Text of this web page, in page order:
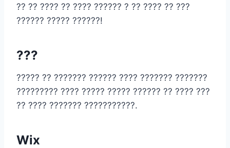
?? ?? ???? ?? ???? ?????? ? ?? ???? ?? ???
?????? ????? ??????!
???
????? ?? ??????? ?????? ???? ??????? ???????
????????? ???? ????? ????? ?????? ?? ???? ???
?? ???? ??????? ???????????.
Wix